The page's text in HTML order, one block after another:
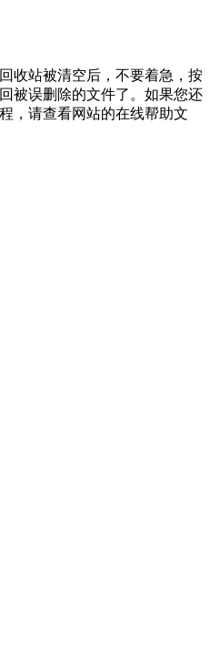
收站被清空后，不要着急，按
被误删除的文件了。如果您还
，请查看网站的在线帮助文